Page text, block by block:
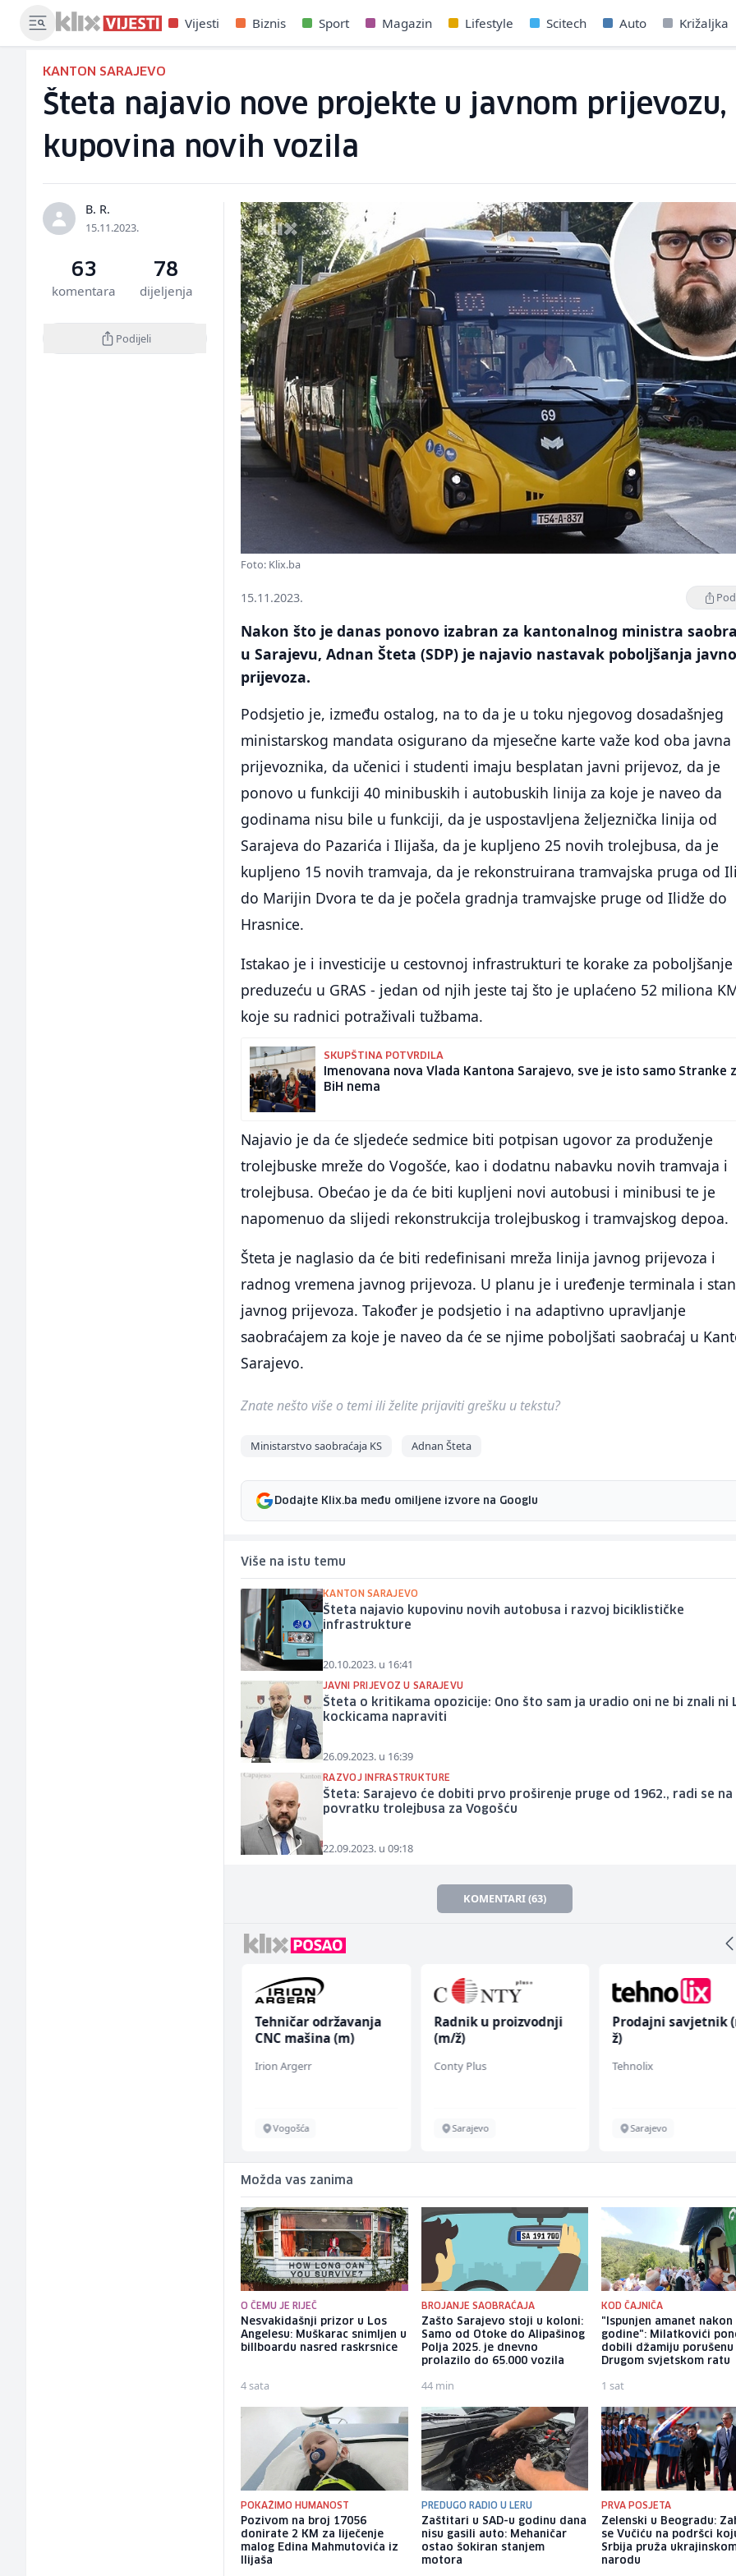
Vijesti Biznis Sport Magazin Lifestyle Scitech Auto Križaljka
KANTON SARAJEVO
Šteta najavio nove projekte u javnom
kupovina novih vozila
B. R.
15.11.2023.
63
komentara
78
dijeljenja
Podijeli
Foto: Klix.ba
15.11.2023.
Nakon što je danas ponovo izabran za kantonalnog ministra
u Sarajevu, Adnan Šteta (SDP) je najavio nastavak poboljšanja
prijevoza.
Podsjetio je, između ostalog, na to da je u toku njegovog dosadašnjeg
ministarskog mandata osigurano da mjesečne karte važe kod oba javna
prijevoznika, da učenici i studenti imaju besplatan javni prijevoz, da je
ponovo u funkciji 40 minibuskih i autobuskih linija za koje je naveo da
godinama nisu bile u funkciji, da je uspostavljena željeznička linija od
Sarajeva do Pazarića i Ilijaša, da je kupljeno 25 novih trolejbusa, da je
kupljeno 15 novih tramvaja, da je rekonstruirana tramvajska pruga od
do Marijin Dvora te da je počela gradnja tramvajske pruge od Ilidže do
Hrasnice.
Istakao je i investicije u cestovnoj infrastrukturi te korake za
preduzeću u GRAS - jedan od njih jeste taj što je uplaćeno 52 miliona
koje su radnici potraživali tužbama.
SKUPŠTINA POTVRDILA
Imenovana nova Vlada Kantona Sarajevo, sve je isto samo Stranke
BiH nema
Najavio je da će sljedeće sedmice biti potpisan ugovor za produženje
trolejbuske mreže do Vogošće, kao i dodatnu nabavku novih tramvaja i
trolejbusa. Obećao je da će biti kupljeni novi autobusi i minibusi te je
napomenuo da slijedi rekonstrukcija trolejbuskog i tramvajskog depoa.
Šteta je naglasio da će biti redefinisani mreža linija javnog prijevoza i
radnog vremena javnog prijevoza. U planu je i uređenje terminala i
javnog prijevoza. Također je podsjetio i na adaptivno upravljanje
saobraćajem za koje je naveo da će se njime poboljšati saobraćaj u
Sarajevo.
Znate nešto više o temi ili želite prijaviti grešku u tekstu?
Ministarstvo saobraćaja KS Adnan Šteta
Dodajte Klix.ba među omiljene izvore na Googlu
Više na istu temu
KANTON SARAJEVO
Šteta najavio kupovinu novih autobusa i razvoj biciklističke
infrastrukture
20.10.2023. u 16:41
JAVNI PRIJEVOZ U SARAJEVU
Šteta o kritikama opozicije: Ono što sam ja uradio oni ne bi znali ni
kockicama napraviti
26.09.2023. u 16:39
RAZVOJ INFRASTRUKTURE
Šteta: Sarajevo će dobiti prvo proširenje pruge od 1962., radi se na
povratku trolejbusa za Vogošću
22.09.2023. u 09:18
KOMENTARI (63)
Tehničar održavanja
CNC mašina (m)
Irion Argerr
Vogošća
Radnik u proizvodnji
(m/ž)
Conty Plus
Sarajevo
Prodajni savjetnik
ž)
Tehnolix
Sarajevo
Možda vas zanima
O ČEMU JE RIJEČ
Nesvakidašnji prizor u Los
Angelesu: Muškarac snimljen u
billboardu nasred raskrsnice
4 sata
BROJANJE SAOBRAĆAJA
Zašto Sarajevo stoji u koloni:
Samo od Otoke do Alipašinog
Polja 2025. je dnevno
prolazilo do 65.000 vozila
44 min
KOD ČAJNIČA
"Ispunjen amanet nakon
godine": Milatkovići
dobili džamiju porušenu
Drugom svjetskom ratu
1 sat
POKAŽIMO HUMANOST
Pozivom na broj 17056
donirate 2 KM za liječenje
malog Edina Mahmutovića iz
Ilijaša
PREDUGO RADIO U LERU
Zaštitari u SAD-u godinu dana
nisu gasili auto: Mehaničar
ostao šokiran stanjem
motora
PRVA POSJETA
Zelenski u Beogradu:
se Vučiću na podršci
Srbija pruža
narodu